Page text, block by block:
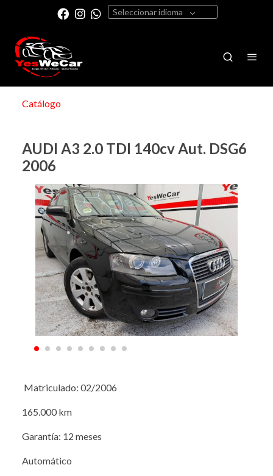
Seleccionar idioma
Catálogo
AUDI A3 2.0 TDI 140cv Aut. DSG6
2006
Matriculado: 02/2006
165.000 km
Garantía: 12 meses
Automático